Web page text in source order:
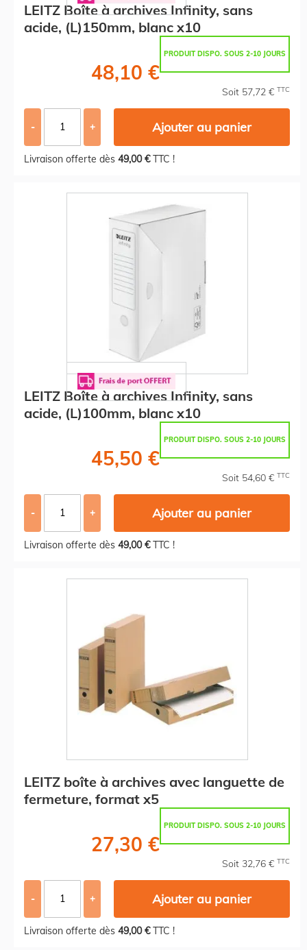
LEITZ Boîte à archives Infinity, sans
acide, (L)150mm, blanc x10
PRODUIT DISPO. SOUS 2-10 JOURS
48,10 €
Soit 57,72 € TTC
- + Ajouter au panier
Livraison offerte dès 49,00 €TTC !
LEITZ Boîte à archives Infinity, sans
acide, (L)100mm, blanc x10
PRODUIT DISPO. SOUS 2-10 JOURS
45,50 €
Soit 54,60 € TTC
- + Ajouter au panier
Livraison offerte dès 49,00 €TTC !
LEITZ boîte à archives avec languette de
fermeture, format x5
PRODUIT DISPO. SOUS 2-10 JOURS
27,30 €
Soit 32,76 € TTC
- + Ajouter au panier
Livraison offerte dès 49,00 €TTC !